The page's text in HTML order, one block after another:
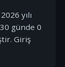
yılı
günde 0
Giriş